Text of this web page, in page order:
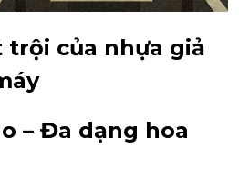
trội của nhựa giả
– Đa dạng hoa